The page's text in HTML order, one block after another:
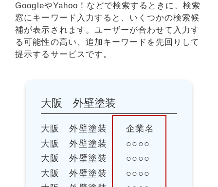
GoogleやYahoo！などで検索するときに、検索
窓にキーワード入力すると、 いくつかの検索候
補が表示されます。 ユーザーが合わせて入力す
る可能性の高い、追加キーワードを先回りして
提示するサービスです。
大阪 外壁塗装
大阪 外壁塗装 企業名
大阪 外壁塗装 ○○○○
大阪 外壁塗装 ○○○○
大阪 外壁塗装 ○○○○